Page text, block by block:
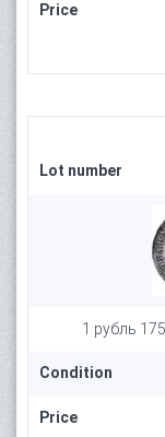
Price
Lot number
1 рубль
Condition
Price